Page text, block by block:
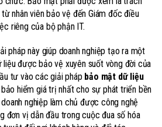
nhân viên bảo vệ đến Giám đốc điều
riêng của bộ phận IT.
pháp này giúp doanh nghiệp tạo ra một
liệu được bảo vệ xuyên suốt vòng đời của
tư vào các giải pháp bảo mật dữ liệu
hiểm giá trị nhất cho sự phát triển bền
nghiệp làm chủ được công nghệ
đơn vị dẫn đầu trong cuộc đua số hóa